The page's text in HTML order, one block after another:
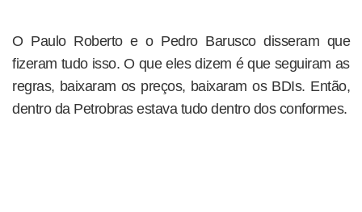
O Paulo Roberto e o Pedro Barusco disseram que
fizeram tudo isso. O que eles dizem é que seguiram as
regras, baixaram os preços, baixaram os BDIs. Então,
dentro da Petrobras estava tudo dentro dos conformes.